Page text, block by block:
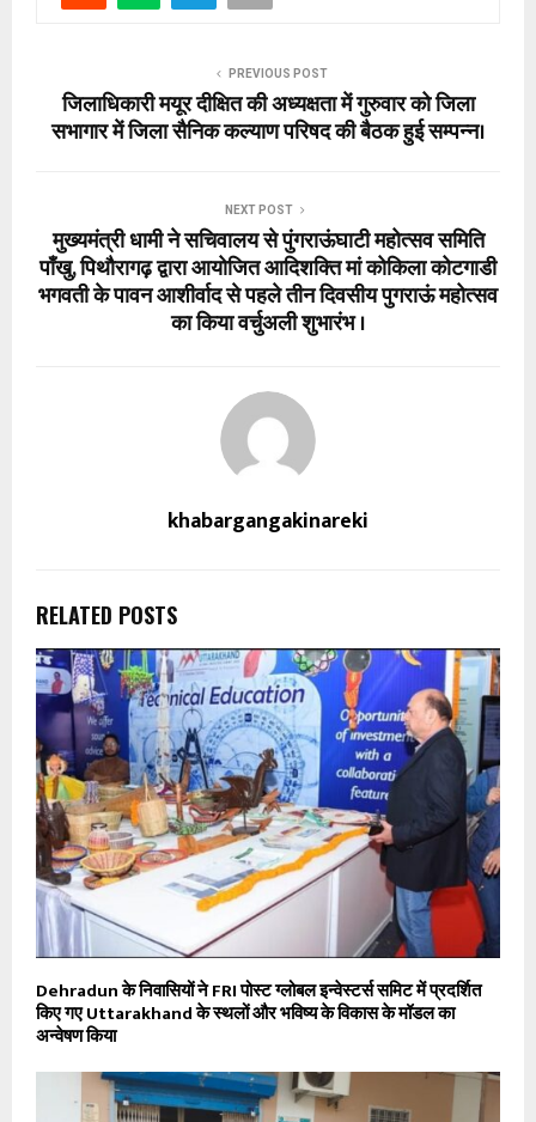
PREVIOUS POST
जिलाधिकारी मयूर दीक्षित की अध्यक्षता में गुरुवार को जिला
सभागार में जिला सैनिक कल्याण परिषद की बैठक हुई सम्पन्न।
NEXT POST
मुख्यमंत्री धामी ने सचिवालय से पुंगराऊंघाटी महोत्सव समिति
पाँखु, पिथौरागढ़ द्वारा आयोजित आदिशक्ति मां कोकिला कोटगाडी
भगवती के पावन आशीर्वाद से पहले तीन दिवसीय पुगराऊं महोत्सव
का किया वर्चुअली शुभारंभ ।
khabargangakinareki
RELATED POSTS
Dehradun के निवासियों ने FRI पोस्ट ग्लोबल इन्वेस्टर्स समिट में प्रदर्शित
किए गए Uttarakhand के स्थलों और भविष्य के विकास के मॉडल का
अन्वेषण किया